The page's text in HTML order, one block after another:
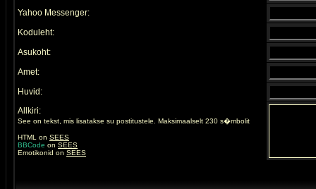
Yahoo Messenger:
Koduleht:
Asukoht:
Amet:
Huvid:
Allkiri:
See on tekst, mis lisatakse su postitustele. Maksimaalselt 230 s�mbolit
HTML on SEES
BBCode on SEES
Emotikonid on SEES